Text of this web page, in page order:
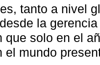
tanto a nivel
la
que solo en el
el mundo